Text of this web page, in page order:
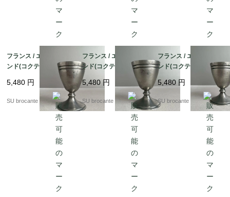
フランス / エッグスタ
ンド(コクティエ) C
5,480 円
SU brocante
フランス / エッグスタ
ンド(コクティエ) B
ピューター製
5,480 円
SU brocante
フランス / エッグスタ
ンド(コクティエ)A ピ
ューター製
5,480円
SU brocante